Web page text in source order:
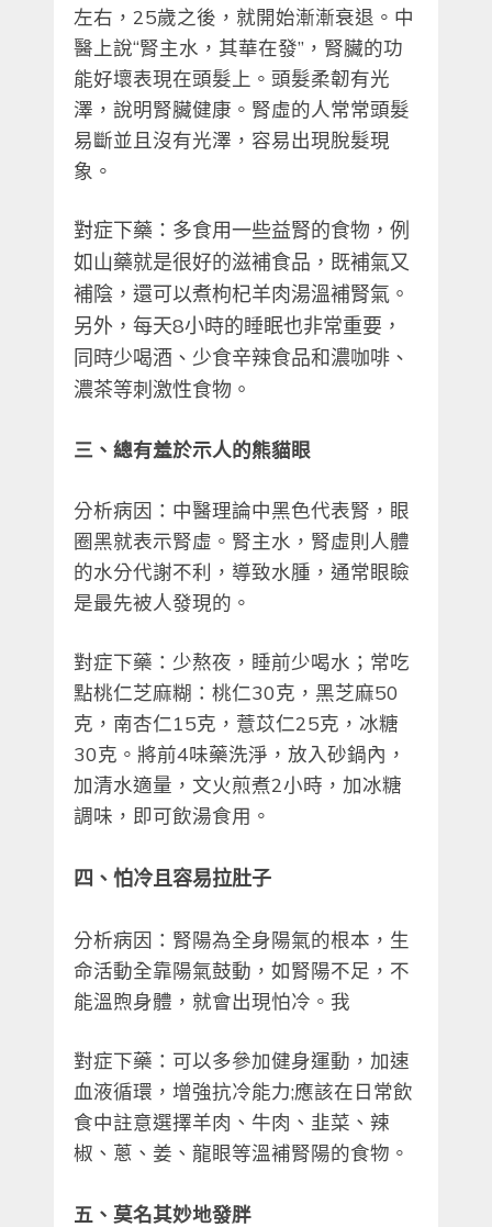
左右，25歲之後，就開始漸漸衰退。中
醫上說“腎主水，其華在發”，腎臟的功
能好壞表現在頭髮上。頭髮柔韌有光
澤，說明腎臟健康。腎虛的人常常頭髮
易斷並且沒有光澤，容易出現脫髮現
象。
對症下藥：多食用一些益腎的食物，例
如山藥就是很好的滋補食品，既補氣又
補陰，還可以煮枸杞羊肉湯溫補腎氣。
另外，每天8小時的睡眠也非常重要，
同時少喝酒、少食辛辣食品和濃咖啡、
濃茶等刺激性食物。
三、總有羞於示人的熊貓眼
分析病因：中醫理論中黑色代表腎，眼
圈黑就表示腎虛。腎主水，腎虛則人體
的水分代謝不利，導致水腫，通常眼瞼
是最先被人發現的。
對症下藥：少熬夜，睡前少喝水；常​​吃
點桃仁芝麻糊：桃仁30克，黑芝麻50
克，南杏仁15克，薏苡仁25克，冰糖
30克。將前4味藥洗淨，放入砂鍋內，
加清水適量，文火煎煮2小時，加冰糖
調味，即可飲湯食用。
四、怕冷且容易拉肚子
分析病因：腎陽為全身陽氣的根本，生
命活動全靠陽氣鼓動，如腎陽不足，不
能溫煦身體，就會出現怕冷。我
對症下藥：可以多參加健身運動，加速
血液循環，增強抗冷能力;應該在日常飲
食中註意選擇羊肉、牛肉、韭菜、辣
椒、蔥、姜、龍眼等溫補腎陽的食物。
五、莫名其妙地發胖